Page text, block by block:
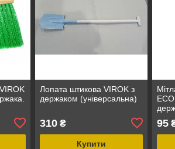
Лопата штикова VIROK з
держаком (універсальна)
310₴
Купити
95